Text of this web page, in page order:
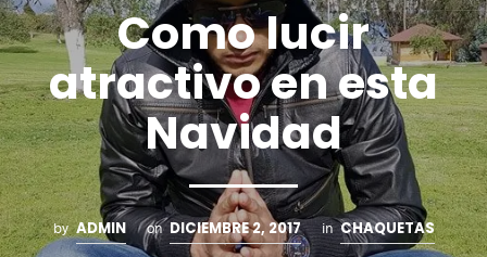
Como lucir
atractivo en esta
Navidad
by ADMIN on DICIEMBRE 2, 2017 in CHAQUETAS